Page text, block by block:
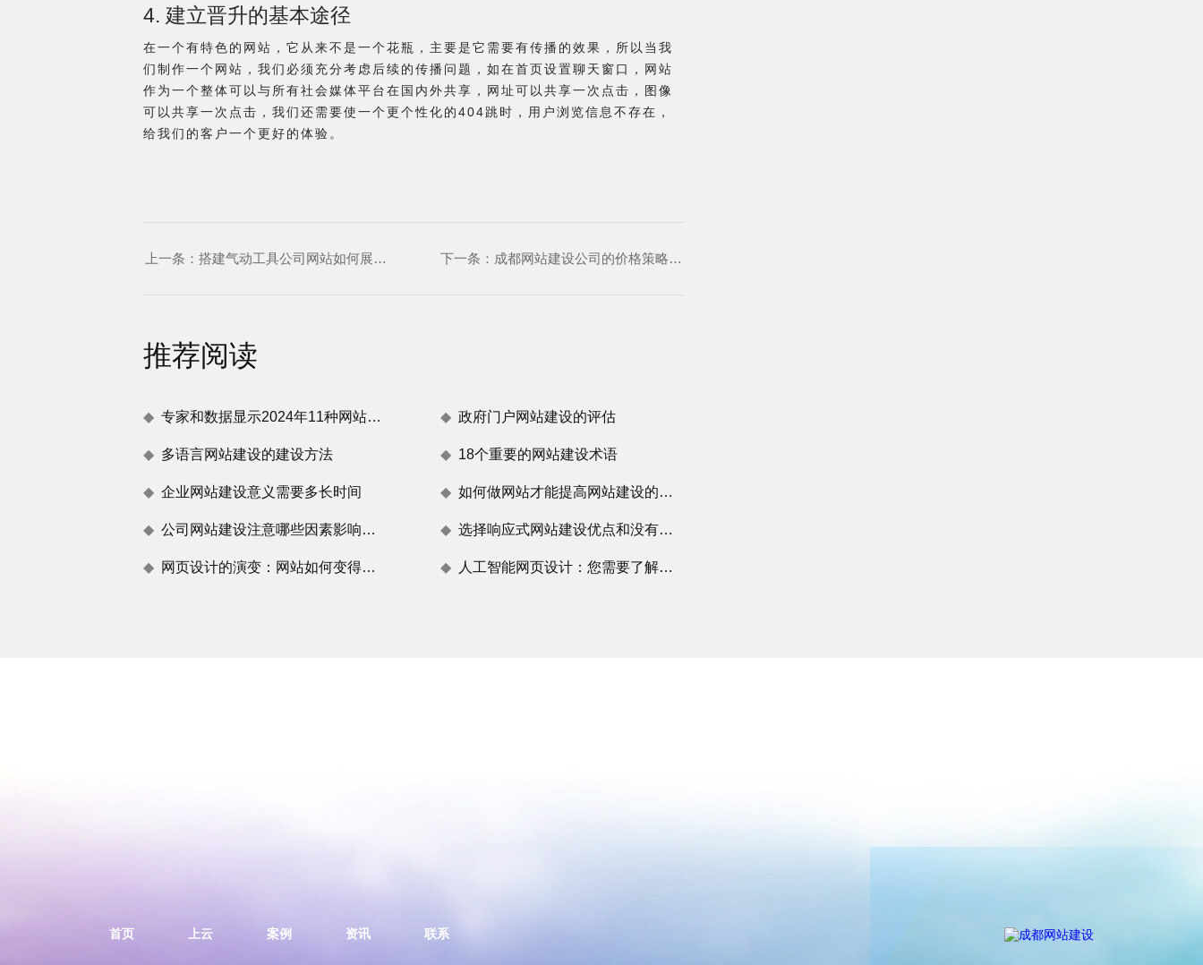
4. 建立晋升的基本途径
在一个有特色的网站，它从来不是一个花瓶，主要是它需要有传播的效果，所以当我
们制作一个网站，我们必须充分考虑后续的传播问题，如在首页设置聊天窗口，网站
作为一个整体可以与所有社会媒体平台在国内外共享，网址可以共享一次点击，图像
可以共享一次点击，我们还需要使一个更个性化的404跳时，用户浏览信息不存在，
给我们的客户一个更好的体验。
上一条： 搭建气动工具公司网站如何展示产品细节 下一条： 成都网站建设公司的价格策略解读
推荐阅读
专家和数据显示2024年11种网站建设趋势 政府门户网站建设的评估
多语言网站建设的建设方法 18个重要的网站建设术语
企业网站建设意义需要多长时间 如何做网站才能提高网站建设的用户体验度
公司网站建设注意哪些因素影响百度蜘蛛抓取 选择响应式网站建设优点和没有任何效果原因
网页设计的演变：网站如何变得不仅仅是一张漂亮的脸蛋 人工智能网页设计：您需要了解的一切
首页 上云 案例 资讯 联系